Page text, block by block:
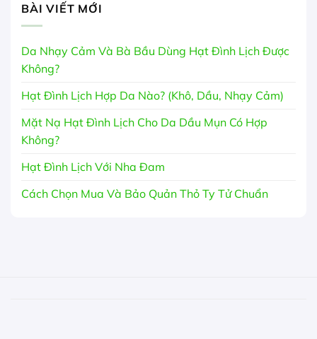
BÀI VIẾT MỚI
Da Nhạy Cảm Và Bà Bầu Dùng Hạt Đình Lịch Được
Không?
Hạt Đình Lịch Hợp Da Nào? (Khô, Dầu, Nhạy Cảm)
Mặt Nạ Hạt Đình Lịch Cho Da Dầu Mụn Có Hợp
Không?
Hạt Đình Lịch Với Nha Đam
Cách Chọn Mua Và Bảo Quản Thỏ Ty Tử Chuẩn